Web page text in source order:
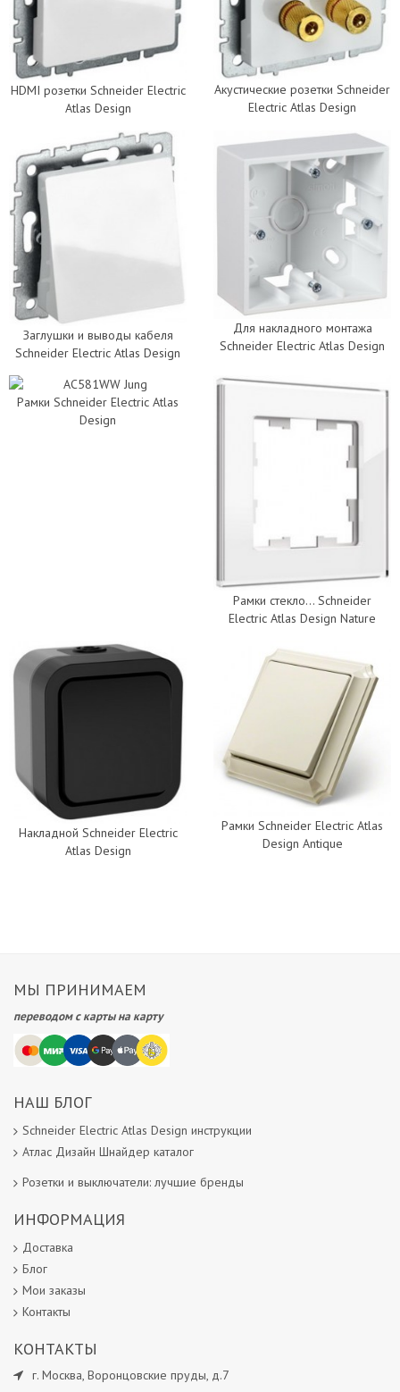
HDMI розетки Schneider Electric
Atlas Design
Акустические розетки Schneider
Electric Atlas Design
Заглушки и выводы кабеля
Schneider Electric Atlas Design
Для накладного монтажа
Schneider Electric Atlas Design
Рамки Schneider Electric Atlas
Design
Рамки стекло... Schneider
Electric Atlas Design Nature
Накладной Schneider Electric
Atlas Design
Рамки Schneider Electric Atlas
Design Antique
МЫ ПРИНИМАЕМ
переводом с карты на карту
НАШ БЛОГ
Schneider Electric Atlas Design инструкции
Атлас Дизайн Шнайдер каталог
Розетки и выключатели: лучшие бренды
ИНФОРМАЦИЯ
Доставка
Блог
Мои заказы
Контакты
КОНТАКТЫ
г. Москва, Воронцовские пруды, д.7